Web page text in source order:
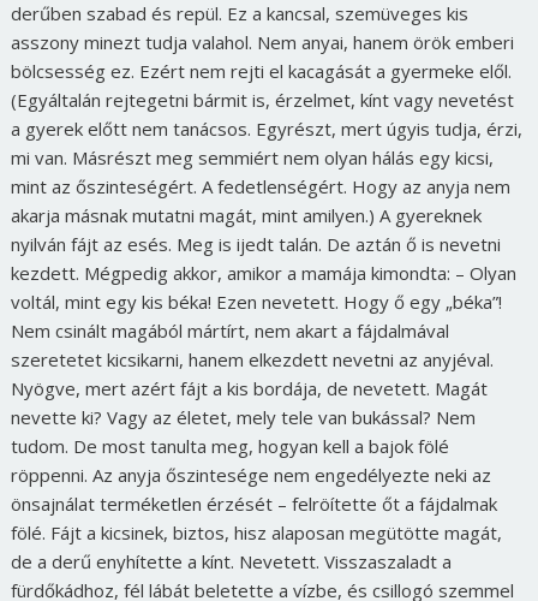
derűben szabad és repül. Ez a kancsal, szemüveges kis
asszony minezt tudja valahol. Nem anyai, hanem örök emberi
bölcsesség ez. Ezért nem rejti el kacagását a gyermeke elől.
(Egyáltalán rejtegetni bármit is, érzelmet, kínt vagy nevetést
a gyerek előtt nem tanácsos. Egyrészt, mert úgyis tudja, érzi,
mi van. Másrészt meg semmiért nem olyan hálás egy kicsi,
mint az őszinteségért. A fedetlenségért. Hogy az anyja nem
akarja másnak mutatni magát, mint amilyen.) A gyereknek
nyilván fájt az esés. Meg is ijedt talán. De aztán ő is nevetni
kezdett. Mégpedig akkor, amikor a mamája kimondta: – Olyan
voltál, mint egy kis béka! Ezen nevetett. Hogy ő egy „béka”!
Nem csinált magából mártírt, nem akart a fájdalmával
szeretetet kicsikarni, hanem elkezdett nevetni az anyjéval.
Nyögve, mert azért fájt a kis bordája, de nevetett. Magát
nevette ki? Vagy az életet, mely tele van bukással? Nem
tudom. De most tanulta meg, hogyan kell a bajok fölé
röppenni. Az anyja őszintesége nem engedélyezte neki az
önsajnálat terméketlen érzését – felröítette őt a fájdalmak
fölé. Fájt a kicsinek, biztos, hisz alaposan megütötte magát,
de a derű enyhítette a kínt. Nevetett. Visszaszaladt a
fürdőkádhoz, fél lábát beletette a vízbe, és csillogó szemmel